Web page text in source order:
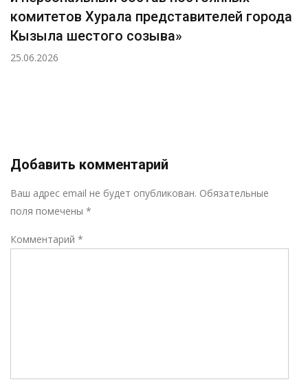
комитетов Хурала представителей города
Кызыла шестого созыва»
25.06.2026
Добавить комментарий
Ваш адрес email не будет опубликован. Обязательные
поля помечены *
Комментарий *